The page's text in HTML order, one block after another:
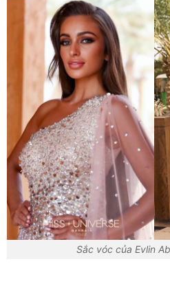
Sắc vóc của Evlin